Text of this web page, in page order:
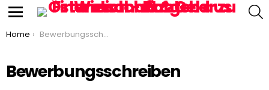
You are here:
Home Bewerbungsschreiben
Bewerbungsschreiben